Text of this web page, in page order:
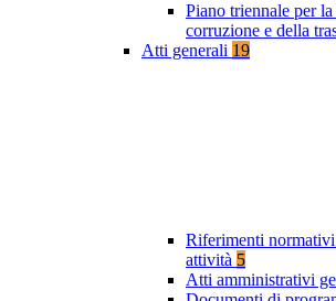
Piano triennale per
corruzione e della
Atti generali 19
Riferimenti
attività 5
Atti amministrativi